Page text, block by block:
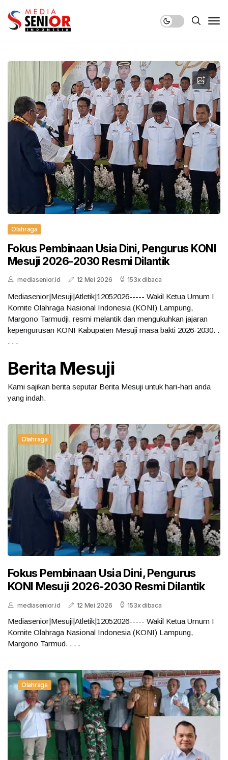
Olahraga
Fokus Pembinaan Usia Dini, Pengurus KONI
Mesuji 2026-2030 Resmi Dilantik
mediasenior.id 12 Mei 2026 153x dibaca
Mediasenior|Mesuji|Atletik|12052026----- Wakil Ketua Umum I
Komite Olahraga Nasional Indonesia (KONI) Lampung,
Margono Tarmudji, resmi melantik dan mengukuhkan jajaran
kepengurusan KONI Kabupaten Mesuji masa bakti 2026-2030. .
. . .
Berita Mesuji
Kami sajikan berita seputar Berita Mesuji untuk hari-hari anda
yang indah.
Olahraga
Fokus Pembinaan Usia Dini, Pengurus
KONI Mesuji 2026-2030 Resmi Dilantik
mediasenior.id 12 Mei 2026 153x dibaca
Mediasenior|Mesuji|Atletik|12052026----- Wakil Ketua Umum I
Komite Olahraga Nasional Indonesia (KONI) Lampung,
Margono Tarmud. . . .
Olahraga